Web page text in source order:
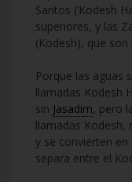
Santos (‘Kodesh
superiores, y las
(Kodesh), que
Porque las aguas
llamadas Kodesh
sin Jasadim, pero
llamadas Kodesh,
y se convierten en
separa entre el